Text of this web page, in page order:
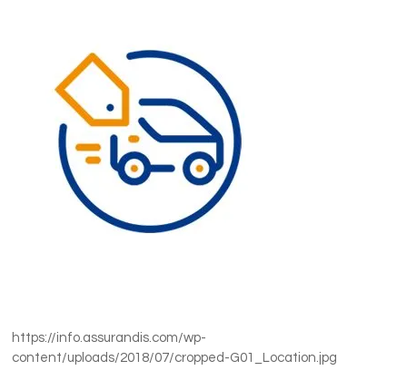
https://info.assurandis.com/wp-
content/uploads/2018/07/cropped-G01_Location.jpg